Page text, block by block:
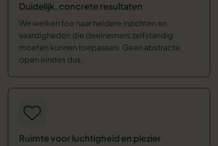
Duidelijk, concrete resultaten
We werken toe naar heldere inzichten en
vaardigheden die deelnemers zelfstandig
moeten kunnen toepassen. Geen abstracte,
open eindes dus.
Ruimte voor luchtigheid en plezier